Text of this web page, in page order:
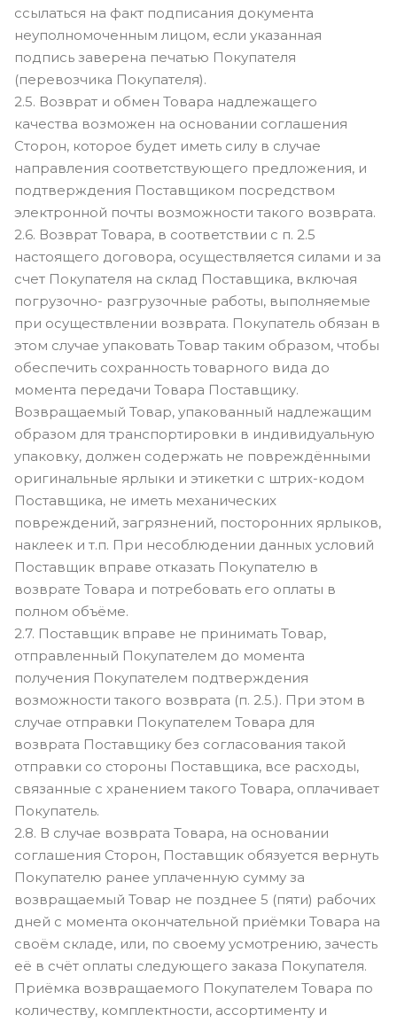
ссылаться на факт подписания документа
неуполномоченным лицом, если указанная
подпись заверена печатью Покупателя
(перевозчика Покупателя).
2.5. Возврат и обмен Товара надлежащего
качества возможен на основании соглашения
Сторон, которое будет иметь силу в случае
направления соответствующего предложения, и
подтверждения Поставщиком посредством
электронной почты возможности такого возврата.
2.6. Возврат Товара, в соответствии с п. 2.5
настоящего договора, осуществляется силами и за
счет Покупателя на склад Поставщика, включая
погрузочно- разгрузочные работы, выполняемые
при осуществлении возврата. Покупатель обязан в
этом случае упаковать Товар таким образом, чтобы
обеспечить сохранность товарного вида до
момента передачи Товара Поставщику.
Возвращаемый Товар, упакованный надлежащим
образом для транспортировки в индивидуальную
упаковку, должен содержать не повреждёнными
оригинальные ярлыки и этикетки с штрих-кодом
Поставщика, не иметь механических
повреждений, загрязнений, посторонних ярлыков,
наклеек и т.п. При несоблюдении данных условий
Поставщик вправе отказать Покупателю в
возврате Товара и потребовать его оплаты в
полном объёме.
2.7. Поставщик вправе не принимать Товар,
отправленный Покупателем до момента
получения Покупателем подтверждения
возможности такого возврата (п. 2.5.). При этом в
случае отправки Покупателем Товара для
возврата Поставщику без согласования такой
отправки со стороны Поставщика, все расходы,
связанные с хранением такого Товара, оплачивает
Покупатель.
2.8. В случае возврата Товара, на основании
соглашения Сторон, Поставщик обязуется вернуть
Покупателю ранее уплаченную сумму за
возвращаемый Товар не позднее 5 (пяти) рабочих
дней с момента окончательной приёмки Товара на
своём складе, или, по своему усмотрению, зачесть
её в счёт оплаты следующего заказа Покупателя.
Приёмка возвращаемого Покупателем Товара по
количеству, комплектности, ассортименту и